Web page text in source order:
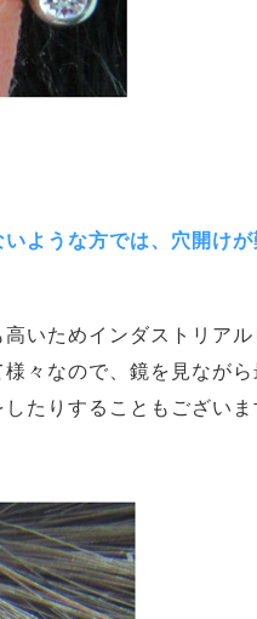
ような方では、穴開けが
いためインダストリアル
々なので、鏡を見ながら
たりすることもございま